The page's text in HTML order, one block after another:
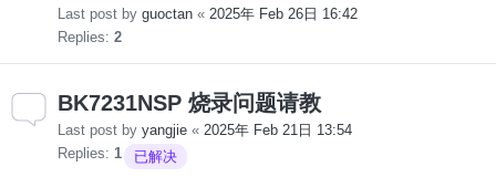
Last post by guoctan « 2025年 Feb 26日 16:42
Replies: 2
BK7231NSP 烧录问题请教
Last post by yangjie « 2025年 Feb 21日 13:54
Replies: 1 已解决